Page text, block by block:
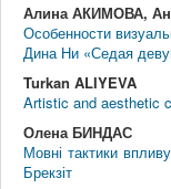
Алина АКИМОВА,
Особенности
Дина Ни «Седая
Turkan ALIYEVA
Artistic and aesthetic
Олена БИНДАС
Мовні тактики
Брекзіт